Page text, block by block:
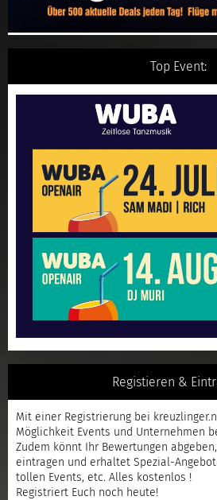
Top Event:
Registieren &
Mit einer Registrierung bei
Möglichkeit Events und Unternehmen
Zudem könnt Ihr Bewertungen
eintragen und erhaltet Spezial-
tollen Events, etc. Alles kostenlos !
Registriert Euch noch heute!